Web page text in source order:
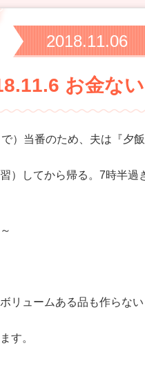
2018.11.06
お金な
）当番のため、夫は『夕
）してから帰る。7時半
リュームある品も作らな
す。